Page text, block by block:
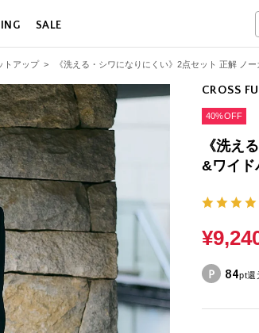
SALE
トアップ > 《洗える・シワになりにくい》2点セット 正解 ノ
CROSS
40%OFF
《洗え
&ワイド
84pt還